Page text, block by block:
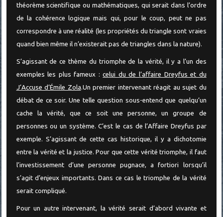
théorème scientifique ou mathématiques, qui serait dans l’ordre
de la cohérence logique mais qui, pour le coup, peut ne pas
correspondre à une réalité (les propriétés du triangle sont vraies
quand bien même il n’existerait pas de triangles dans la nature).
S’agissant de ce thème du triomphe de la vérité, il y a l’un des
exemples les plus fameux :celui du de l’affaire Dreyfus et du
J’Accuse d’Émile Zola.Un premier intervenant réagit au sujet du
débat de ce soir. Une telle question sous-entend que quelqu’un
cache la vérité, que ce soit une personne, un groupe de
personnes ou un système. C’est le cas de l’Affaire Dreyfus par
exemple. S’agissant de cette cas historique, il y a dichotomie
entre la vérité et la justice. Pour que cette vérité triomphe, il faut
l’investissement d’une personne pugnace, a fortiori lorsqu’il
s’agit d’enjeux importants. Dans ce cas le triomphe de la vérité
serait compliqué.
Pour un autre intervenant, la vérité serait d’abord vivante et